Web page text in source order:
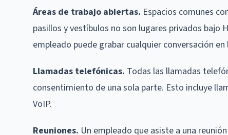
Áreas de trabajo abiertas. Espacios comunes
pasillos y vestíbulos no son lugares privados bajo
empleado puede grabar cualquier conversación
Llamadas telefónicas. Todas las llamadas
consentimiento de una sola parte. Esto incluye
VoIP.
Reuniones. Un empleado que asiste a una